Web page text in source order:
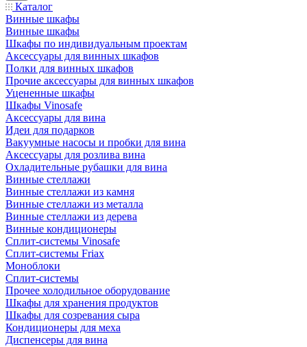
Каталог
Винные шкафы
Винные шкафы
Шкафы по индивидуальным проектам
Аксессуары для винных шкафов
Полки для винных шкафов
Прочие аксессуары для винных шкафов
Уцененные шкафы
Шкафы Vinosafe
Аксессуары для вина
Идеи для подарков
Вакуумные насосы и пробки для вина
Аксессуары для розлива вина
Охладительные рубашки для вина
Винные стеллажи
Винные стеллажи из камня
Винные стеллажи из металла
Винные стеллажи из дерева
Винные кондиционеры
Сплит-системы Vinosafe
Сплит-системы Friax
Моноблоки
Сплит-системы
Прочее холодильное оборудование
Шкафы для хранения продуктов
Шкафы для созревания сыра
Кондиционеры для меха
Диспенсеры для вина